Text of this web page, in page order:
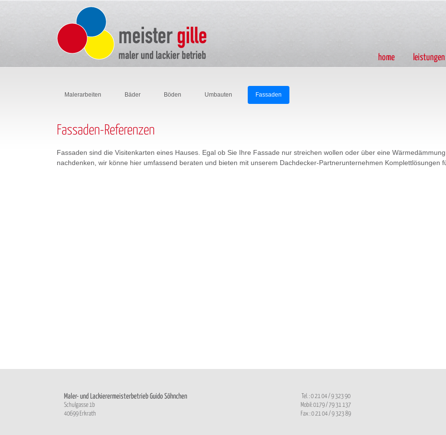
home leistungen
Malerarbeiten Bäder Böden Umbauten Fassaden
Fassaden-Referenzen
Fassaden sind die Visitenkarten eines Hauses. Egal ob Sie Ihre Fassade nur streichen wollen oder über eine
nachdenken, wir könne hier umfassend beraten und bieten mit unserem Dachdecker-Partnerunternehmen Komplettlösungen
Maler- und Lackierermeisterbetrieb Guido Söhnchen
Schulgasse 1b
40699 Erkrath
Tel. : 0 21 04 / 9 323 90
Mobil: 0179 / 79 31 137
Fax : 0 21 04 / 9 323 89